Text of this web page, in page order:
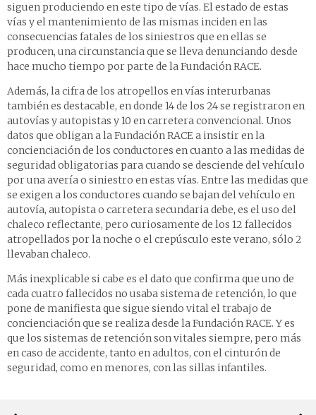
siguen produciendo en este tipo de vías. El estado de estas
vías y el mantenimiento de las mismas inciden en las
consecuencias fatales de los siniestros que en ellas se
producen, una circunstancia que se lleva denunciando desde
hace mucho tiempo por parte de la Fundación RACE.
Además, la cifra de los atropellos en vías interurbanas
también es destacable, en donde 14 de los 24 se registraron en
autovías y autopistas y 10 en carretera convencional. Unos
datos que obligan a la Fundación RACE a insistir en la
concienciación de los conductores en cuanto a las medidas de
seguridad obligatorias para cuando se desciende del vehículo
por una avería o siniestro en estas vías. Entre las medidas que
se exigen a los conductores cuando se bajan del vehículo en
autovía, autopista o carretera secundaria debe, es el uso del
chaleco reflectante, pero curiosamente de los 12 fallecidos
atropellados por la noche o el crepúsculo este verano, sólo 2
llevaban chaleco.
Más inexplicable si cabe es el dato que confirma que uno de
cada cuatro fallecidos no usaba sistema de retención, lo que
pone de manifiesta que sigue siendo vital el trabajo de
concienciación que se realiza desde la Fundación RACE. Y es
que los sistemas de retención son vitales siempre, pero más
en caso de accidente, tanto en adultos, con el cinturón de
seguridad, como en menores, con las sillas infantiles.